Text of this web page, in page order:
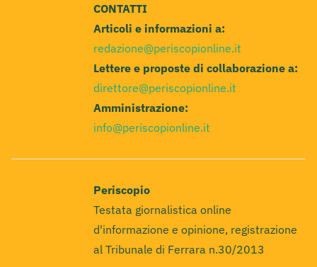
CONTATTI
Articoli e informazioni a:
redazione@periscopionline.it
Lettere e proposte di collaborazione a:
direttore@periscopionline.it
Amministrazione:
info@periscopionline.it
Periscopio
Testata giornalistica online
d'informazione e opinione, registrazione
al Tribunale di Ferrara n.30/2013